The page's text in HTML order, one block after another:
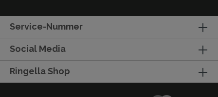
Service-Nummer
Social Media
Ringella Shop